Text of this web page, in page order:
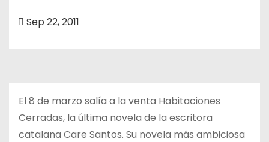
Sep 22, 2011
El 8 de marzo salía a la venta Habitaciones
Cerradas, la última novela de la escritora
catalana Care Santos. Su novela más ambiciosa